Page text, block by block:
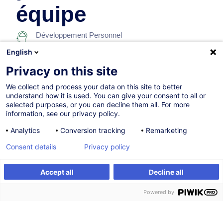
S'inscrire Formation sur mesure
équipe
Développement Personnel
14.10.2026
14h
Formation présentielle
Cours du jour
French / Français
English
Privacy on this site
We collect and process your data on this site to better
understand how it is used. You can give your consent to all or
selected purposes, or you can decline them all. For more
information, see our privacy policy.
Analytics
Conversion tracking Remarketing
Accept all Decline all
Consent details Privacy policy
Powered by